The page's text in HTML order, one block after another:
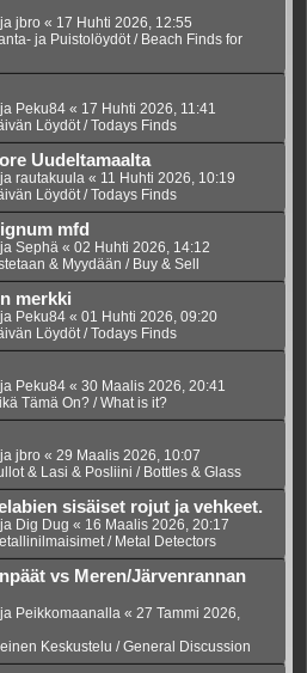
jbro « 17 Huhti 2026, 12:55
ja Puistolöydöt / Beach Finds for
Peku84 « 17 Huhti 2026, 11:41
Löydöt / Todays Finds
Uudeltamaalta
rautakuula « 11 Huhti 2026, 10:19
Löydöt / Todays Finds
mfd
Sephä « 02 Huhti 2026, 14:12
& Myydään / Buy & Sell
merkki
Peku84 « 01 Huhti 2026, 09:20
Löydöt / Todays Finds
Peku84 « 30 Maalis 2026, 20:41
Tämä On? / What is it?
jbro « 29 Maalis 2026, 10:07
& Lasi & Posliini / Bottles & Glass
sisäiset rojut ja vehkeet.
Dig Dug « 16 Maalis 2026, 20:17
/ Metal Detectors
vs Meren/Järvenrannan
Peikkomaanalla « 27 Tammi 2026,
Keskustelu / General Discussion